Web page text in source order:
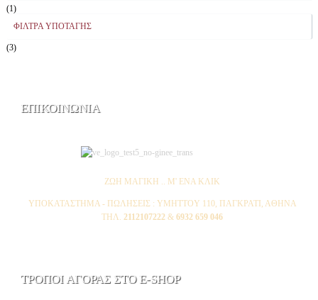
(1)
ΦΙΛΤΡΑ ΥΠΟΤΑΓΗΣ
(3)
ΕΠΙΚΟΙΝΩΝΙΑ
ΖΩΗ ΜΑΓΙΚΗ .. Μ' ΕΝΑ ΚΛΙΚ
ΥΠΟΚΑΤΑΣΤΗΜΑ - ΠΩΛΗΣΕΙΣ : YMHTTOY 110, ΠΑΓΚΡΑΤΙ, ΑΘΗΝΑ
ΤΗΛ. 2112107222 &6932 659 046
ΤΡΟΠΟΙ ΑΓΟΡΑΣ ΣΤΟ E-SHOP